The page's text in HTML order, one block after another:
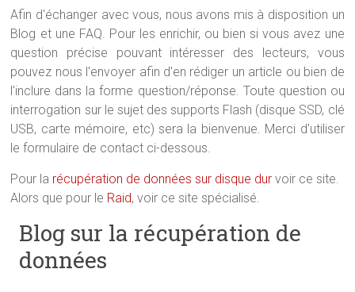
Afin d'échanger avec vous, nous avons mis à disposition un
Blog et une FAQ. Pour les enrichir, ou bien si vous avez une
question précise pouvant intéresser des lecteurs, vous
pouvez nous l'envoyer afin d'en rédiger un article ou bien de
l'inclure dans la forme question/réponse. Toute question ou
interrogation sur le sujet des supports Flash (disque SSD, clé
USB, carte mémoire, etc) sera la bienvenue. Merci d'utiliser
le formulaire de contact ci-dessous.
Pour la récupération de données sur disque dur voir ce site.
Alors que pour le Raid, voir ce site spécialisé.
Blog sur la récupération de
données